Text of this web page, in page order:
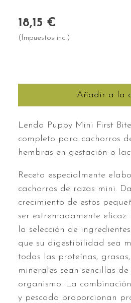
18,15 €
(Impuestos incl)
Añadir a la
Lenda Puppy Mini First
completo para cachorros
hembras en gestación o
Receta especialmente
cachorros de razas mini.
crecimiento de estos
ser extremadamente
la selección de
que su digestibilidad sea
todas las proteínas,
minerales sean sencillas
organismo. La
y pescado proporcionan